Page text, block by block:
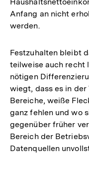
Anfang an nicht
werden.
Festzuhalten bleibt
teilweise auch recht
nötigen
wiegt, dass es in
Bereiche, weiße
ganz fehlen und wo
gegenüber früher
Bereich der
Datenquellen